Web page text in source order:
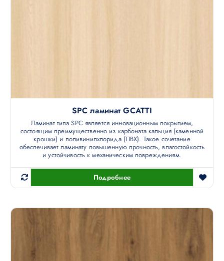
SPC ламинат GCATTI
Ламинат типа SPC является инновационным покрытием,
состоящим преимущественно из карбоната кальция (каменной
крошки) и поливинилхлорида (ПВХ). Такое сочетание
обеспечивает ламинату повышенную прочность, влагостойкость
и устойчивость к механическим повреждениям.
Подробнее